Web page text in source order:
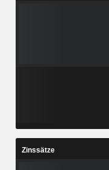
Zinssätze